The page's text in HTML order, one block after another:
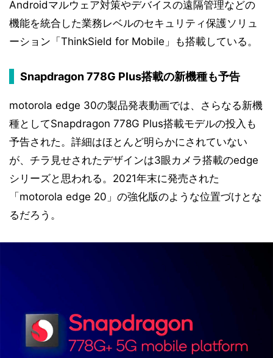
Androidマルウェア対策やデバイスの遠隔管理などの
機能を統合した業務レベルのセキュリティ保護ソリュ
ーション「ThinkSield for Mobile」も搭載している。
Snapdragon 778G Plus搭載の新機種も予告
motorola edge 30の製品発表動画では、さらなる新機
種としてSnapdragon 778G Plus搭載モデルの投入も
予告された。詳細はほとんど明らかにされていない
が、チラ見せされたデザインは3眼カメラ搭載のedge
シリーズと思われる。2021年末に発売された
「motorola edge 20」の強化版のような位置づけとな
るだろう。